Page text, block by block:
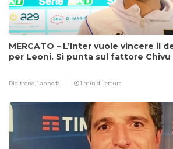
MERCATO – L’Inter vuole vincere il
per Leoni. Si punta sul fattore Chivu
Digitrend,1 anno fa 1 min di lettura